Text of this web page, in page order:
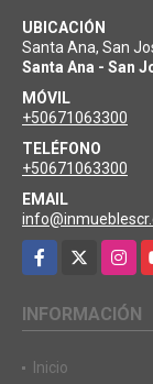
UBICACIÓN
Santa Ana, San
Santa Ana - San
MÓVIL
+50671063300
TELÉFONO
+50671063300
EMAIL
Facebook
INFORMACIÓN
Inicio